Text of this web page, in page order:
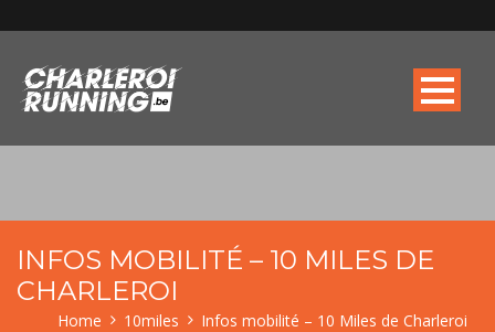
INFOS MOBILITÉ – 10 MILES DE
CHARLEROI
Home 10miles Infos mobilité – 10 Miles de Charleroi